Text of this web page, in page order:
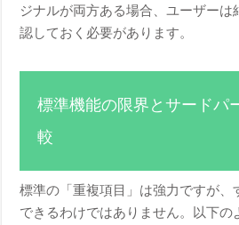
ジナルが両方ある場合、ユーザーは
認しておく必要があります。
標準機能の限界とサードパ
較
標準の「重複項目」は強力ですが、
できるわけではありません。以下の